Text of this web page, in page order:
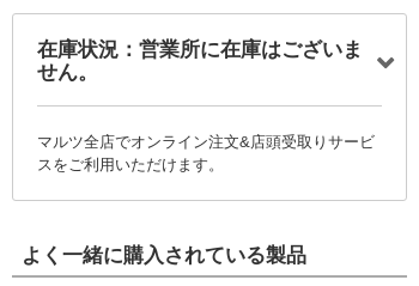
在庫状況：営業所に在庫はございま
せん。
マルツ全店でオンライン注文&店頭受取りサービ
スをご利用いただけます。
よく一緒に購入されている製品